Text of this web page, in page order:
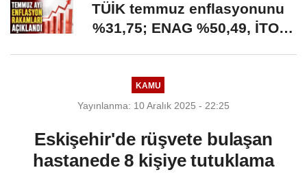
TÜİK temmuz enflasyonunu
%31,75; ENAG %50,49, İTO;
KAMU
Yayınlanma: 10 Aralık 2025 - 22:25
Eskişehir'de rüşvete bulaşan
hastanede 8 kişiye tutuklama